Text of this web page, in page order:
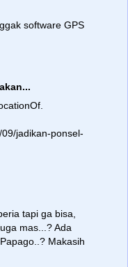
software GPS
jadikan-ponsel-
tapi ga bisa,
mas...? Ada
Makasih